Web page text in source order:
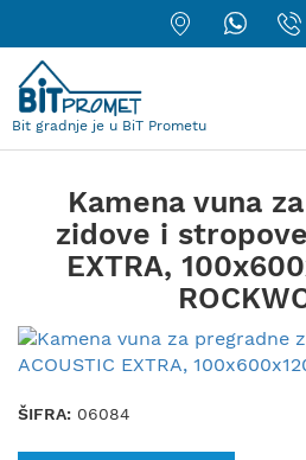
Bit gradnje je u BiT Prometu
Kamena vuna
zidove i
EXTRA,
ŠIFRA: 06084